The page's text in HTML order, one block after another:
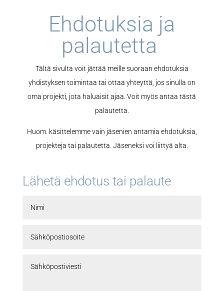
Ehdotuksia ja
palautetta
Tältä sivulta voit jättää meille suoraan ehdotuksia
yhdistyksen toimintaa tai ottaa yhteyttä, jos sinulla on
oma projekti, jota haluaisit ajaa. Voit myös antaa tästä
palautetta.
Huom. käsittelemme vain jäsenien antamia ehdotuksia,
projekteja tai palautetta. Jäseneksi voi liittyä alta.
Lähetä ehdotus tai palaute